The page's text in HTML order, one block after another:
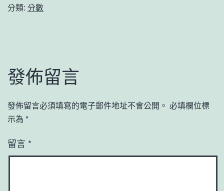
分類: 分數
發佈留言
發佈留言必須填寫的電子郵件地址不會公開。 必填欄位標
示為 *
留言 *